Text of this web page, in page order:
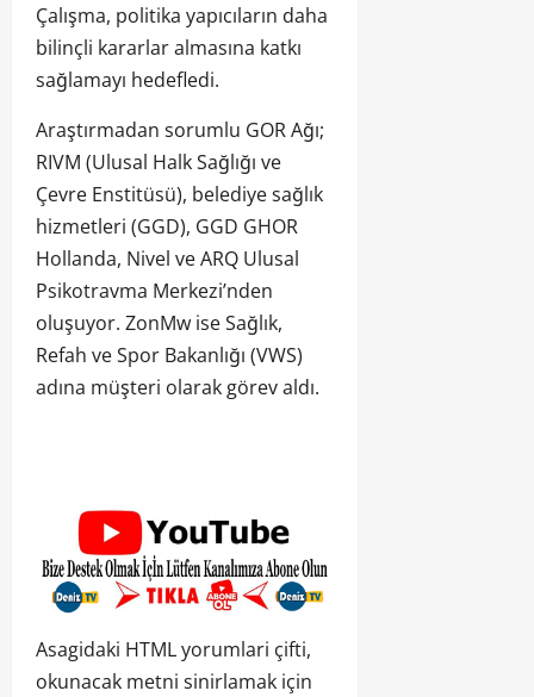
Çalışma, politika yapıcıların daha
bilinçli kararlar almasına katkı
sağlamayı hedefledi.
Araştırmadan sorumlu GOR Ağı;
RIVM (Ulusal Halk Sağlığı ve
Çevre Enstitüsü), belediye sağlık
hizmetleri (GGD), GGD GHOR
Hollanda, Nivel ve ARQ Ulusal
Psikotravma Merkezi’nden
oluşuyor. ZonMw ise Sağlık,
Refah ve Spor Bakanlığı (VWS)
adına müşteri olarak görev aldı.
Asagidaki HTML yorumlari çifti,
okunacak metni sinirlamak için